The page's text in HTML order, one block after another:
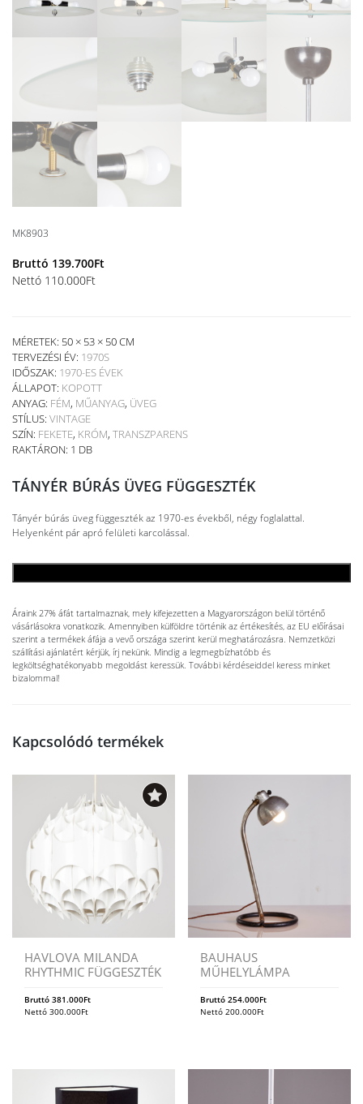
MK8903
Bruttó 139.700Ft
Nettó 110.000Ft
MÉRETEK: 50 × 53 × 50 CM
TERVEZÉSI ÉV: 1970S
IDŐSZAK: 1970-ES ÉVEK
ÁLLAPOT: KOPOTT
ANYAG: FÉM, MŰANYAG, ÜVEG
STÍLUS: VINTAGE
SZÍN: FEKETE, KRÓM, TRANSZPARENS
RAKTÁRON: 1 DB
TÁNYÉR BÚRÁS ÜVEG FÜGGESZTÉK
Tányér búrás üveg függeszték az 1970-es évekből, négy foglalattal.
Helyenként pár apró felületi karcolással.
Áraink 27% áfát tartalmaznak, mely kifejezetten a Magyarországon belül történő
vásárlásokra vonatkozik. Amennyiben külföldre történik az értékesítés, az EU előírásai
szerint a termékek áfája a vevő országa szerint kerül meghatározásra. Nemzetközi
szállítási ajánlatért kérjük, írj nekünk. Mindig a legmegbízhatóbb és
legköltséghatékonyabb megoldást keressük. További kérdéseiddel keress minket
bizalommal!
Kapcsolódó termékek
HAVLOVA MILANDA
RHYTHMIC FÜGGESZTÉK
Bruttó 381.000Ft
Nettó 300.000Ft
BAUHAUS
MŰHELYLÁMPA
Bruttó254.000Ft
Nettó200.000Ft